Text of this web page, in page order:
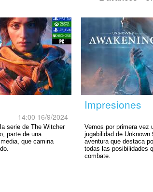
14:00 16/9/2024
serie de The Witcher
parte de una
que camina
Impresiones
Vemos por primera vez
jugabilidad de Unknown
aventura que destaca
todas las posibilidades
combate.